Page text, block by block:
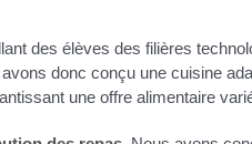
des élèves des filières
donc conçu une cuisine
une offre alimentaire